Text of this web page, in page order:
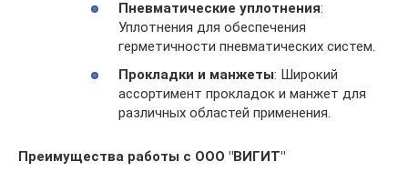
Пневматические уплотнения:
Уплотнения для обеспечения
герметичности пневматических систем.
Прокладки и манжеты: Широкий
ассортимент прокладок и манжет для
различных областей применения.
Преимущества работы с ООО "ВИГИТ"